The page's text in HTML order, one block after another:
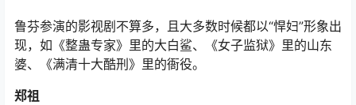
鲁芬参演的影视剧不算多，且大多数时候都以“悍妇”形象出
现，如《整蛊专家》里的大白鲨、《女子监狱》里的山东
婆、《满清十大酷刑》里的衙役。
郑祖